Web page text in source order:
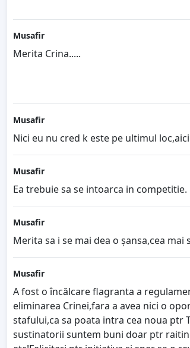
Musafir
Merita Crina.....
Musafir
Nici eu nu cred k este pe ultimul
Musafir
Ea trebuie sa se intoarca in competitie.
Musafir
Merita sa i se mai dea o șansa,cea mai
Musafir
A fost o încălcare flagranta a
eliminarea Crinei,fara a avea nici o
stafului,ca sa poata intra cea noua ptr
sustinatorii suntem buni doar ptr